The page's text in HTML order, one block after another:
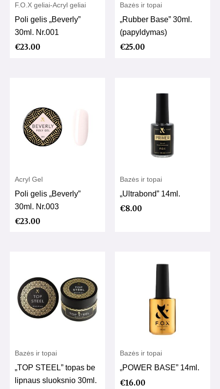
F.O.X geliai-Acryl geliai
Poli gelis „Beverly”
30ml. Nr.001
€23.00
Bazės ir topai
„Rubber Base” 30ml.
(papyldymas)
€25.00
Acryl Gel
Poli gelis „Beverly”
30ml. Nr.003
€23.00
Bazės ir topai
„Ultrabond” 14ml.
€8.00
Bazės ir topai
„TOP STEEL” topas be
lipnaus sluoksnio 30ml.
Bazės ir topai
„POWER BASE” 14ml.
€16.00